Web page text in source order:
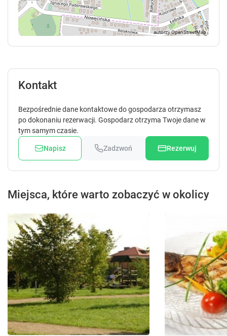
Kontakt
Bezpośrednie dane kontaktowe do gospodarza otrzymasz
po dokonaniu rezerwacji. Gospodarz otrzyma Twoje dane w
tym samym czasie.
Napisz Zadzwoń Rezerwuj
Miejsca, które warto zobaczyć w okolicy